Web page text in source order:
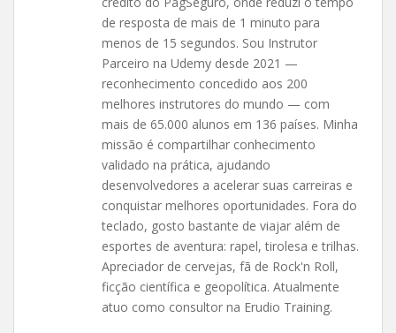
de resposta de mais de 1 minuto para
menos de 15 segundos. Sou Instrutor
Parceiro na Udemy desde 2021 —
reconhecimento concedido aos 200
melhores instrutores do mundo — com
mais de 65.000 alunos em 136 países. Minha
missão é compartilhar conhecimento
validado na prática, ajudando
desenvolvedores a acelerar suas carreiras e
conquistar melhores oportunidades. Fora do
teclado, gosto bastante de viajar além de
esportes de aventura: rapel, tirolesa e trilhas.
Apreciador de cervejas, fã de Rock'n Roll,
ficção científica e geopolítica. Atualmente
atuo como consultor na Erudio Training.